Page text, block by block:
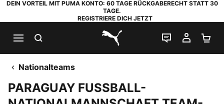
DEIN VORTEIL MIT PUMA KONTO: 60 TAGE RÜCKGABERECHT STATT 30
TAGE.
REGISTRIERE DICH JETZT
PUMA.com
LIVE-CHAT
MEIN
Nationalteams
PARAGUAY FUSSBALL-